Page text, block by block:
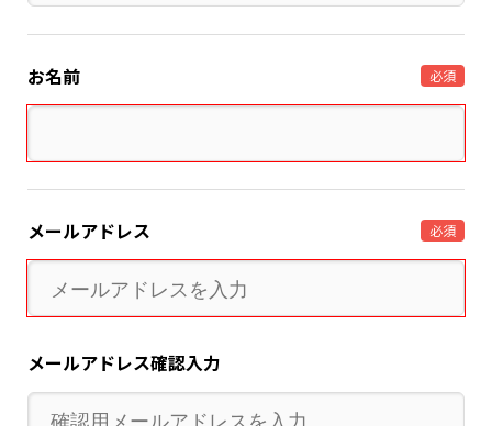
お名前 必須
メールアドレス 必須
メールアドレス確認入力